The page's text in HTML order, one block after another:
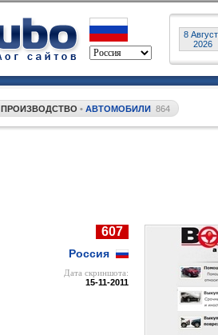
8
2026
ПРОИЗВОДСТВО • АВТОМОБИЛИ 864
607
Россия
Дата cкриншота:
15-11-2011